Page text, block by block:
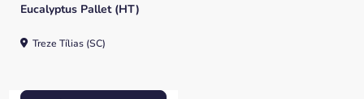
Eucalyptus Pallet (HT)
Treze Tílias (SC)